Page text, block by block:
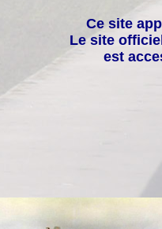
Ce site
Le site
est